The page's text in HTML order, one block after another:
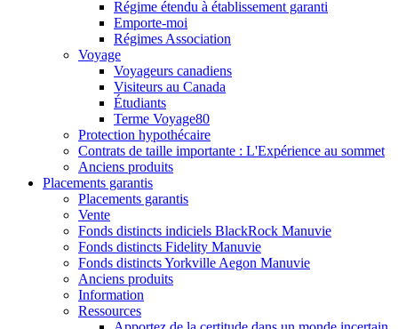
Régime étendu à établissement garanti
Emporte-moi
Régimes Association
Voyage
Voyageurs canadiens
Visiteurs au Canada
Étudiants
Terme Voyage80
Protection hypothécaire
Contrats de taille importante : L'Expérience au sommet
Anciens produits
Placements garantis
Placements garantis
Vente
Fonds distincts indiciels BlackRock Manuvie
Fonds distincts Fidelity Manuvie
Fonds distincts Yorkville Aegon Manuvie
Anciens produits
Information
Ressources